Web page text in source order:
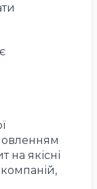
на якісні
,